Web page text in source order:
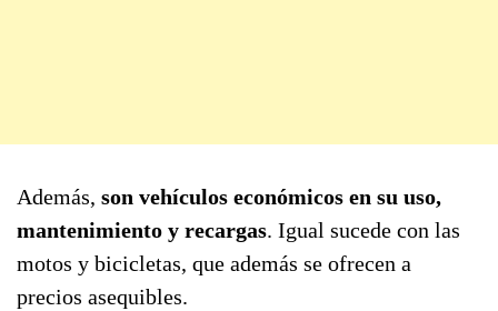
Además, son vehículos económicos en su uso,
mantenimiento y recargas. Igual sucede con las
motos y bicicletas, que además se ofrecen a
precios asequibles.